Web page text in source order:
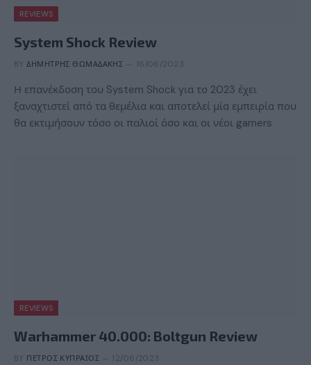
REVIEWS
System Shock Review
BY ΔΗΜΉΤΡΗΣ ΘΩΜΑΔΆΚΗΣ 16/06/2023
Η επανέκδοση του System Shock για το 2023 έχει
ξαναχτιστεί από τα θεμέλια και αποτελεί μία εμπειρία που
θα εκτιμήσουν τόσο οι παλιοί όσο και οι νέοι gamers
REVIEWS
Warhammer 40.000: Boltgun Review
BY ΠΈΤΡΟΣ ΚΥΠΡΑΊΟΣ 12/06/2023